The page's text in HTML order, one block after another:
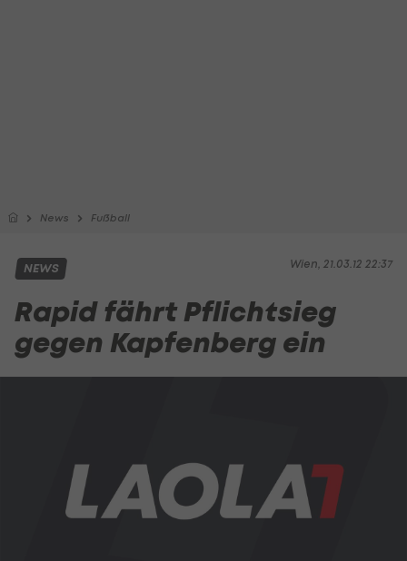
News Fußball
Wien, 21.03.12 22:37
NEWS
Rapid fährt Pflichtsieg
gegen Kapfenberg ein